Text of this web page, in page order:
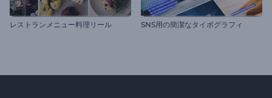
レストランメニュー料理リール SNS用の簡潔なタイポグラフィ